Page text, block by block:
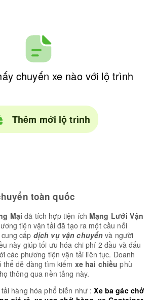
chuyến xe nào với lộ trình
Thêm mới lộ trình
toàn quốc
Mại đã tích hợp tiện ích Mạng Lưới Vận
tiện vận tải đã tạo ra một cầu nối
cấp dịch vụ vận chuyển và người
này giúp tối ưu hóa chi phí 2 đầu và đấu
các phương tiện vận tải liên tục. Doanh
thể dễ dàng tìm kiếm xe hai chiều phù
thông qua nền tảng này.
hàng hóa phổ biến như :Xe ba gác chở